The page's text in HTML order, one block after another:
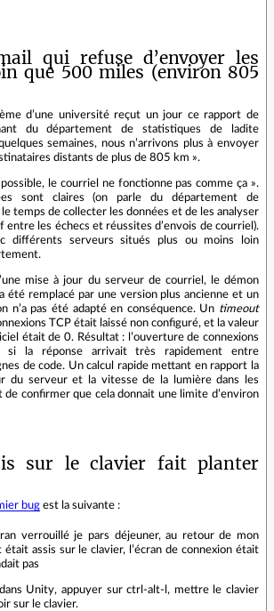
qui refuse d’envoyer les
que 500 miles (environ 805
d’une université reçut un jour ce rapport de
du département de statistiques de ladite
semaines, nous n’arrivons plus à envoyer
distants de plus de 805 km ».
le courriel ne fonctionne pas comme ça ».
sont claires (on parle du département de
temps de collecter les données et de les analyser
les échecs et réussites d’envois de courriel).
différents serveurs situés plus ou moins loin
mise à jour du serveur de courriel, le démon
été remplacé par une version plus ancienne et un
n’a pas été adapté en conséquence. Un timeout
TCP était laissé non configuré, et la valeur
était de 0. Résultat : l’ouverture de connexions
si la réponse arrivait très rapidement entre
de code. Un calcul rapide mettant en rapport la
du serveur et la vitesse de la lumière dans les
confirmer que cela donnait une limite d’environ
sur le clavier fait planter
bug est la suivante :
verrouillé je pars déjeuner, au retour de mon
assis sur le clavier, l’écran de connexion était
pas
Unity, appuyer sur ctrl-alt-l, mettre le clavier
sur le clavier.